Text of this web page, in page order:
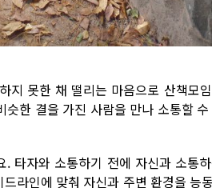
지 못한 채 떨리는 마음으로 산책모
한 결을 가진 사람을 만나 소통할
타자와 소통하기 전에 자신과 소통
라인에 맞춰 자신과 주변 환경을 능